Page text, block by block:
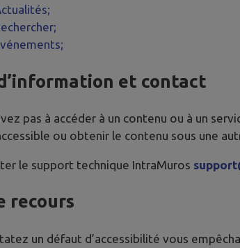
et contact
pas à accéder à un contenu ou à un
ou obtenir le contenu sous une
le support technique IntraMuros
recours
un défaut d’accessibilité vous